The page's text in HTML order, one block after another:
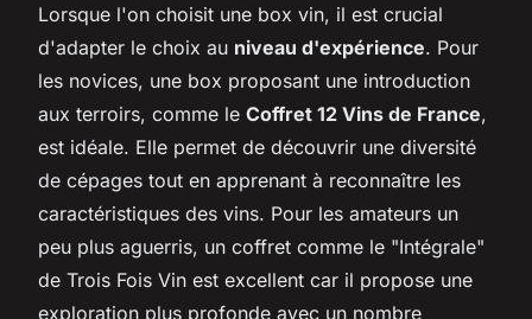
Lorsque l'on choisit une box vin, il est crucial
d'adapter le choix au niveau d'expérience. Pour
les novices, une box proposant une introduction
aux terroirs, comme le Coffret 12 Vins de France,
est idéale. Elle permet de découvrir une diversité
de cépages tout en apprenant à reconnaître les
caractéristiques des vins. Pour les amateurs un
peu plus aguerris, un coffret comme le "Intégrale"
de Trois Fois Vin est excellent car il propose une
exploration plus profonde avec un nombre